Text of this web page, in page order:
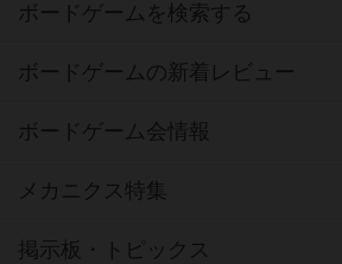
ボードゲームを検索する
ボードゲームの新着レビュー
ボードゲーム会情報
メカニクス特集
掲示板・トピックス